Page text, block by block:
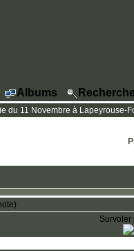
Albums
du 11 Novembre à Lapeyrouse-
Survoler